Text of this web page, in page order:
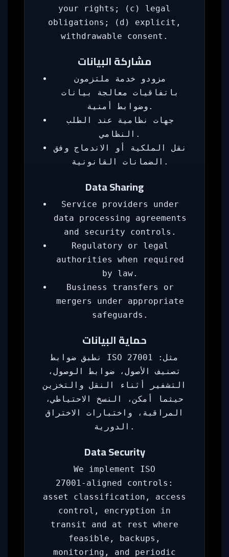
your rights; (c) legal
obligations; (d) explicit,
withdrawable consent.
مشاركة البيانات
مزودو خدمة ملتزمون
باتفاقيات معالجة بيانات
وضوابط أمنية.
جهات نظامية عند الطلب
النظامي.
نقل الملكية أو الاندماج وفق
الضمانات القانونية.
Data Sharing
Service providers under
data processing agreements
and security controls.
Regulatory or legal
authorities when required
by law.
Business transfers or
mergers under appropriate
safeguards.
حماية البيانات
نطبق ضوابط ISO 27001 مثل:
تصنيف الأصول، ضوابط الوصول،
التشفير أثناء النقل والتخزين
حيثما أمكن، النسخ الاحتياطي،
المراقبة، واختبارات الاختراق
الدورية.
Data Security
We implement ISO
27001‑aligned controls:
asset classification, access
control, encryption in
transit and at rest where
feasible, backups,
monitoring, and periodic